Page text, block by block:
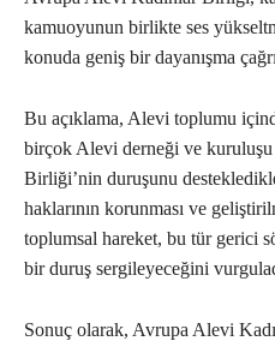
kamuoyunun birlikte ses
konuda geniş bir dayanışma
Bu açıklama, Alevi toplumu
birçok Alevi derneği ve
Birliği’nin duruşunu
haklarının korunması ve
toplumsal hareket, bu tür gerici
bir duruş sergileyeceğini
Sonuç olarak, Avrupa Alevi